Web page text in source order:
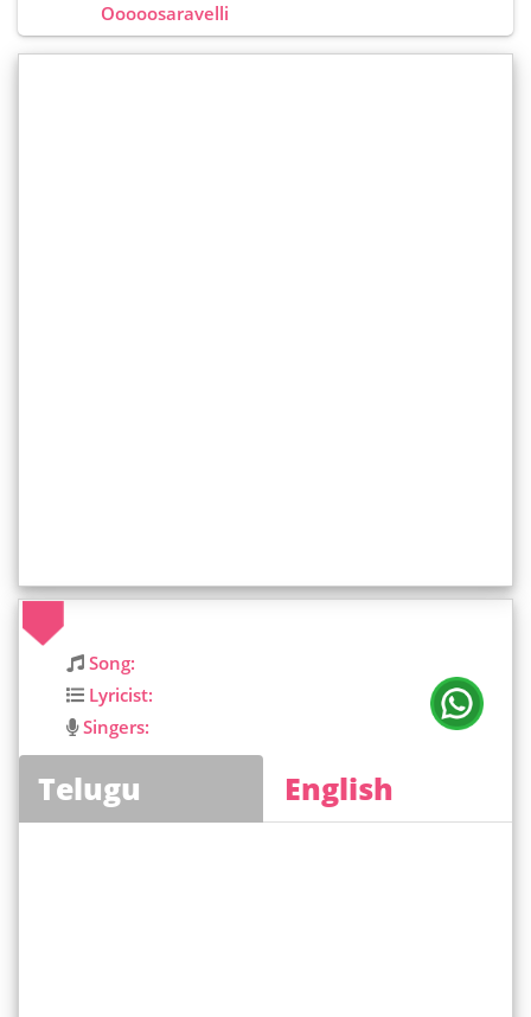
Ooooosaravelli
Song:
Lyricist:
Singers:
Telugu English